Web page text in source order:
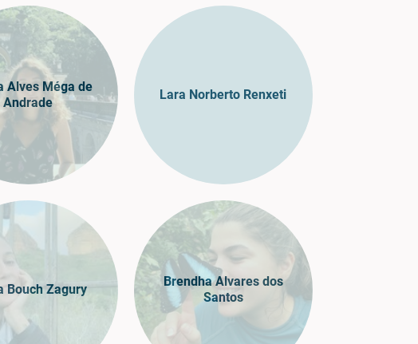
Alves Méga de
Andrade
Lara Norberto Renxeti
Bouch Zagury
Brendha Alvares dos
Santos